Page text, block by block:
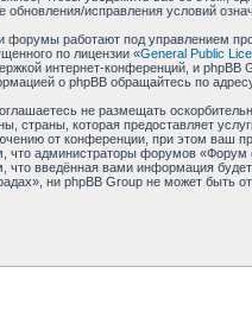
обновления/исправления условий
форумы работают под управлением
по лицензии «General Public
интернет-конференций, и phpBB
о phpBB обращайтесь по
не размещать
страны, которая предоставляет
от конференции, при этом ваш
что администраторы форумов «Форум
что введённая вами информация
ни phpBB Group не может быть